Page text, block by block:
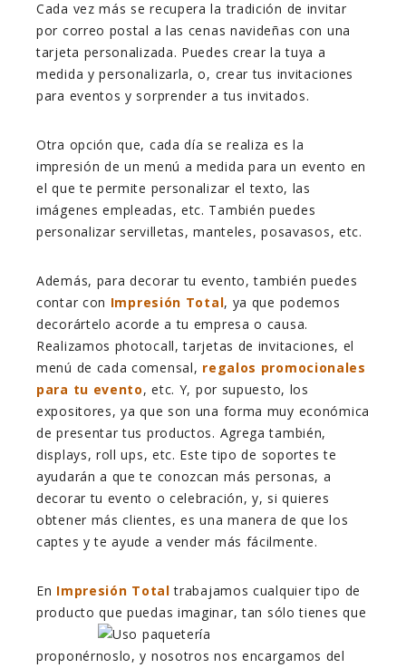
Cada vez más se recupera la tradición de invitar
por correo postal a las cenas navideñas con una
tarjeta personalizada. Puedes crear la tuya a
medida y personalizarla, o, crear tus invitaciones
para eventos y sorprender a tus invitados.
Otra opción que, cada día se realiza es la
impresión de un menú a medida para un evento en
el que te permite personalizar el texto, las
imágenes empleadas, etc. También puedes
personalizar servilletas, manteles, posavasos, etc.
Además, para decorar tu evento, también puedes
contar con Impresión Total, ya que podemos
decorártelo acorde a tu empresa o causa.
Realizamos photocall, tarjetas de invitaciones, el
menú de cada comensal, regalos promocionales
para tu evento, etc. Y, por supuesto, los
expositores, ya que son una forma muy económica
de presentar tus productos. Agrega también,
displays, roll ups, etc. Este tipo de soportes te
ayudarán a que te conozcan más personas, a
decorar tu evento o celebración, y, si quieres
obtener más clientes, es una manera de que los
captes y te ayude a vender más fácilmente.
En Impresión Total trabajamos cualquier tipo de
producto que puedas imaginar, tan sólo tienes que
proponérnoslo, y nosotros nos encargamos del